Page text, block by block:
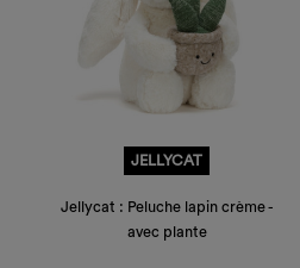
JELLYCAT
Jellycat : Peluche lapin crème -
avec plante